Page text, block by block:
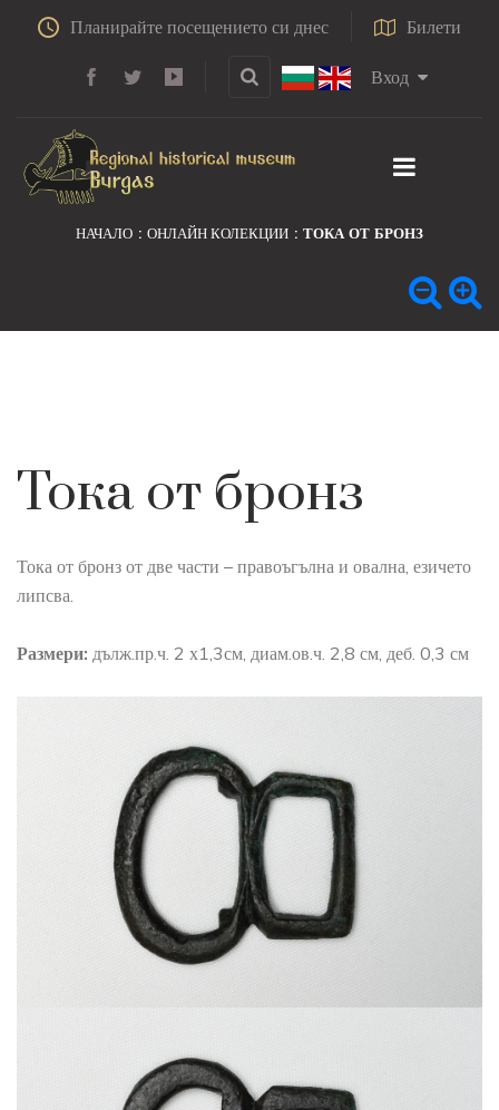
Планирайте посещението си днес Билети
Вход
НАЧАЛО ОНЛАЙН КОЛЕКЦИИ ТОКА ОТ БРОНЗ
Тока от бронз
Тока от бронз от две части – правоъгълна и овална, езичето
липсва.
Размери: дълж.пр.ч. 2 х1,3см, диам.ов.ч. 2,8 см, деб. 0,3 см